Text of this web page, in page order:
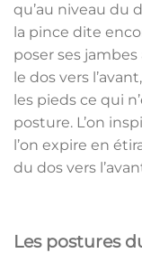
qu’au niveau du
la pince dite
poser ses
le dos vers
les pieds ce qui
posture. L’on
l’on expire en
du dos vers
Les postures